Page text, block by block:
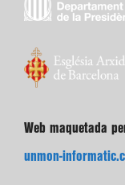
Web maquetada
unmon-